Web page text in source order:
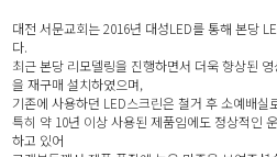
대전 서문교회는 2016년 대성LED를 통해 본당
다.
최근 본당 리모델링을 진행하면서 더욱 향상된
을 재구매 설치하였으며,
기존에 사용하던 LED스크린은 철거 후 소예배실
특히 약 10년 이상 사용된 제품임에도 정상적인
하고 있어